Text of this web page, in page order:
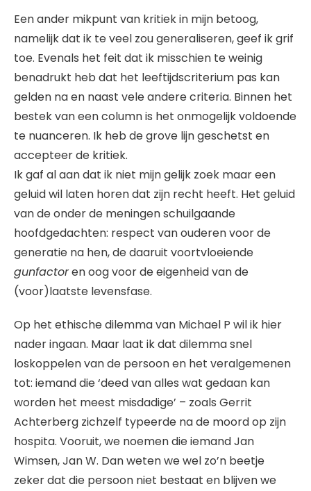
Een ander mikpunt van kritiek in mijn betoog,
namelijk dat ik te veel zou generaliseren, geef ik grif
toe. Evenals het feit dat ik misschien te weinig
benadrukt heb dat het leeftijdscriterium pas kan
gelden na en naast vele andere criteria. Binnen het
bestek van een column is het onmogelijk voldoende
te nuanceren. Ik heb de grove lijn geschetst en
accepteer de kritiek.
Ik gaf al aan dat ik niet mijn gelijk zoek maar een
geluid wil laten horen dat zijn recht heeft. Het geluid
van de onder de meningen schuilgaande
hoofdgedachten: respect van ouderen voor de
generatie na hen, de daaruit voortvloeiende
gunfactoren oog voor de eigenheid van de
(voor)laatste levensfase.
Op het ethische dilemma van Michael P wil ik hier
nader ingaan. Maar laat ik dat dilemma snel
loskoppelen van de persoon en het veralgemenen
tot: iemand die ‘deed van alles wat gedaan kan
worden het meest misdadige’ – zoals Gerrit
Achterberg zichzelf typeerde na de moord op zijn
hospita. Vooruit, we noemen die iemand Jan
Wimsen, Jan W. Dan weten we wel zo’n beetje
zeker dat die persoon niet bestaat en blijven we